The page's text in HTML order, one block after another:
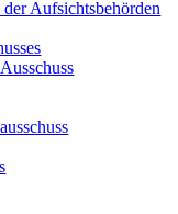
Aufsichtsbehörden